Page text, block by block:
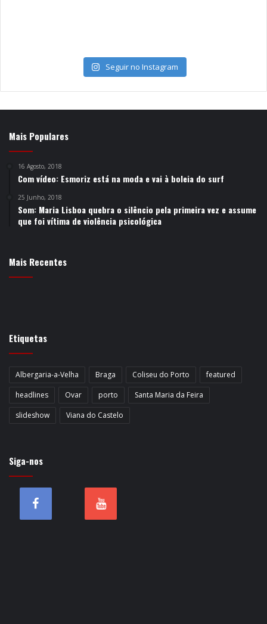
Seguir no Instagram
Mais Populares
16 Agosto, 2018
Com vídeo: Esmoriz está na moda e vai à boleia do surf
25 Junho, 2018
Som: Maria Lisboa quebra o silêncio pela primeira vez e assume
que foi vítima de violência psicológica
Mais Recentes
Etiquetas
Albergaria-a-Velha Braga Coliseu do Porto
featured
headlines
Ovar porto
Santa Maria da Feira
slideshow
Viana do Castelo
Siga-nos